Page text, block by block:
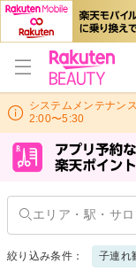
システムメンテナン
2:00〜5:30
絞り込み条件： 子連れ